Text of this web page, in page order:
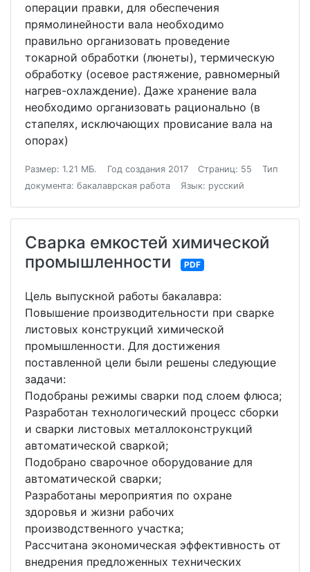
операции правки, для обеспечения
прямолинейности вала необходимо
правильно организовать проведение
токарной обработки (люнеты), термическую
обработку (осевое растяжение, равномерный
нагрев-охлаждение). Даже хранение вала
необходимо организовать рационально (в
стапелях, исключающих провисание вала на
опорах)
Размер: 1.21 МБ. Год создания 2017 Страниц: 55
Тип
документа: бакалаврская работа
Язык: русский
Сварка емкостей химической
промышленности
PDF
Цель выпускной работы бакалавра:
Повышение производительности при сварке
листовых конструкций химической
промышленности. Для достижения
поставленной цели были решены следующие
задачи:
Подобраны режимы сварки под слоем флюса;
Разработан технологический процесс сборки
и сварки листовых металлоконструкций
автоматической сваркой;
Подобрано сварочное оборудование для
автоматической сварки;
Разработаны мероприятия по охране
здоровья и жизни рабочих
производственного участка;
Рассчитана экономическая эффективность от
внедрения предложенных технических